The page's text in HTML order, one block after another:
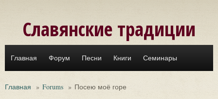
Славянские традиции
Главная Форум Песни Книги Семинары
Главная » Forums » Посею моё горе